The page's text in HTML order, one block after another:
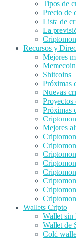
Tipos de
Precio de
Lista de
La
Recursos y
Mejores
Shitcoins
Próximas
Nuevas
Proyectos
Próximas
Mejores
Wallets Cripto
Wallet
Wallet de
Cold